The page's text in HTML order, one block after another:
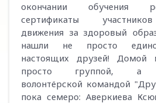
окончании обучения
сертификаты
движения за здоровый
нашли не просто
настоящих друзей!
просто группой, а
волонтёрской командой
пока семеро: Аверкиева